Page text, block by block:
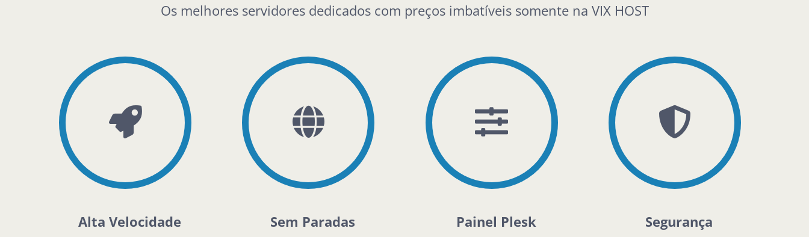
Os melhores servidores dedicados com preços imbatíveis somente na VIX HOST
Alta Velocidade Sem Paradas Painel Plesk Segurança